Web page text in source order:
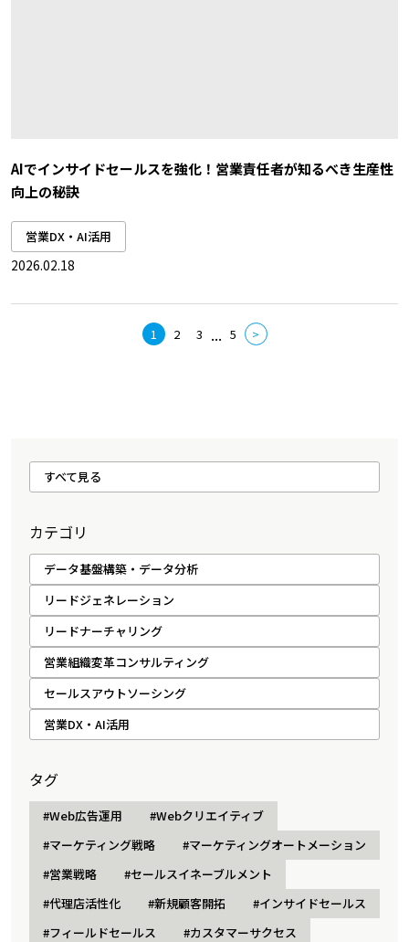
AIでインサイドセールスを強化！営業責任者が知るべき生産性
向上の秘訣
営業DX・AI活用
2026.02.18
1 2 3 ... 5 >
すべて見る
カテゴリ
データ基盤構築・データ分析
リードジェネレーション
リードナーチャリング
営業組織変革コンサルティング
セールスアウトソーシング
営業DX・AI活用
タグ
#Web広告運用
#Webクリエイティブ
#マーケティング戦略
#マーケティングオートメーション
#営業戦略
#セールスイネーブルメント
#代理店活性化
#新規顧客開拓
#インサイドセールス
#フィールドセールス
#カスタマーサクセス